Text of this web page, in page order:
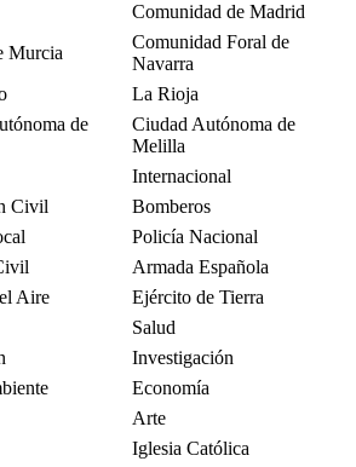
Comunidad de Madrid
Murcia
Comunidad Foral de
Navarra
La Rioja
de
Ciudad Autónoma de
Melilla
Internacional
Civil
Bomberos
Policía Nacional
Armada Española
Aire
Ejército de Tierra
Salud
Investigación
Economía
Arte
Iglesia Católica